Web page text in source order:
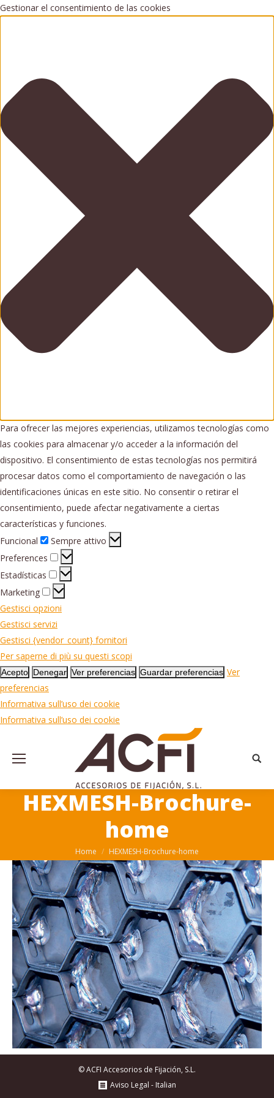
Gestionar el consentimiento de las cookies
Para ofrecer las mejores experiencias, utilizamos tecnologías como
las cookies para almacenar y/o acceder a la información del
dispositivo. El consentimiento de estas tecnologías nos permitirá
procesar datos como el comportamiento de navegación o las
identificaciones únicas en este sitio. No consentir o retirar el
consentimiento, puede afectar negativamente a ciertas
características y funciones.
Funcional
Funcional
Sempre attivo
Preferences
Preferences
Estadísticas
Estadísticas
Marketing
Marketing
Gestisci opzioni
Gestisci servizi
Gestisci {vendor_count} fornitori
Per saperne di più su questi scopi
Acepto Denegar Ver preferencias Guardar preferencias Ver
preferencias
Informativa sull’uso dei cookie
Informativa sull’uso dei cookie
HEXMESH-Brochure-
home
Home HEXMESH-Brochure-home
© ACFI Accesorios de Fijación, S.L.
Aviso Legal - Italian